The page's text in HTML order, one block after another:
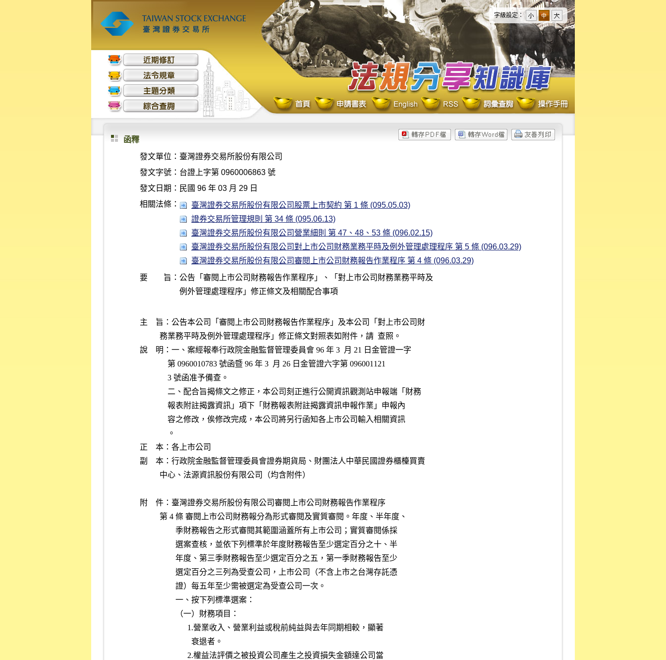
字級設定：
函釋
發文單位： 臺灣證券交易所股份有限公司
發文字號： 台證上字第 0960006863 號
發文日期： 民國 96 年 03 月 29 日
相關法條：
臺灣證券交易所股份有限公司股票上市契約 第 1 條 (095.05.03)
證券交易所管理規則 第 34 條 (095.06.13)
臺灣證券交易所股份有限公司營業細則 第 47、48、53 條 (096.02.15)
臺灣證券交易所股份有限公司對上市公司財務業務平時及例外管理處理程序 第 5 條 (096.03.29)
臺灣證券交易所股份有限公司審閱上市公司財務報告作業程序 第 4 條 (096.03.29)
要 旨： 公告「審閱上市公司財務報告作業程序」、「對上市公司財務業務平時及
主    旨：公告本公司「審閱上市公司財務報告作業程序」及本公司「對上市公司財
          務業務平時及例外管理處理程序」修正條文對照表如附件，請  查照。
說    明：一、案經報奉行政院金融監督管理委員會 96 年 3  月 21 日金管證一字
              第 0960010783 號函暨 96 年 3  月 26 日金管證六字第 096001121
              3 號函准予備查。
二、配合旨揭條文之修正，本公司刻正進行公開資訊觀測站申報端「財務
              報表附註揭露資訊」項下「財務報表附註揭露資訊申報作業」申報內
              容之修改，俟修改完成，本公司將另行函知各上市公司輸入相關資訊
              。
正    本：各上市公司
副    本：行政院金融監督管理委員會證券期貨局、財團法人中華民國證券櫃檯買賣
          中心、法源資訊股份有限公司（均含附件）
附    件：臺灣證券交易所股份有限公司審閱上市公司財務報告作業程序
          第 4 條 審閱上市公司財務報分為形式審閱及實質審閱。年度、半年度、
                  季財務報告之形式審閱其範圍涵蓋所有上市公司；實質審閱係採
                  選案查核，並依下列標準於年度財務報告至少選定百分之十、半
                  年度、第三季財務報告至少選定百分之五，第一季財務報告至少
                  選定百分之三列為受查公司，上市公司（不含上市之台灣存託憑
                  證）每五年至少需被選定為受查公司一次。
                  一、按下列標準選案：
                  （一）財務項目：
                        1.營業收入、營業利益或稅前純益與去年同期相較，顯著
                          衰退者。
                        2.權益法評價之被投資公司產生之投資損失金額達公司當